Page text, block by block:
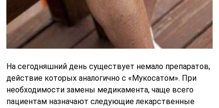
На сегодняшний день существует немало препаратов,
действие которых аналогично с «Мукосатом». При
необходимости замены медикамента, чаще всего
пациентам назначают следующие лекарственные